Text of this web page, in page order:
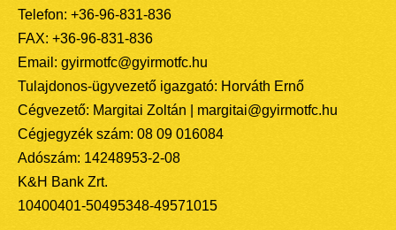
Telefon: +36-96-831-836
FAX: +36-96-831-836
Email: gyirmotfc@gyirmotfc.hu
Tulajdonos-ügyvezető igazgató: Horváth Ernő
Cégvezető: Margitai Zoltán | margitai@gyirmotfc.hu
Cégjegyzék szám: 08 09 016084
Adószám: 14248953-2-08
K&H Bank Zrt.
10400401-50495348-49571015